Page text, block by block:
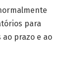
para
prazo e ao